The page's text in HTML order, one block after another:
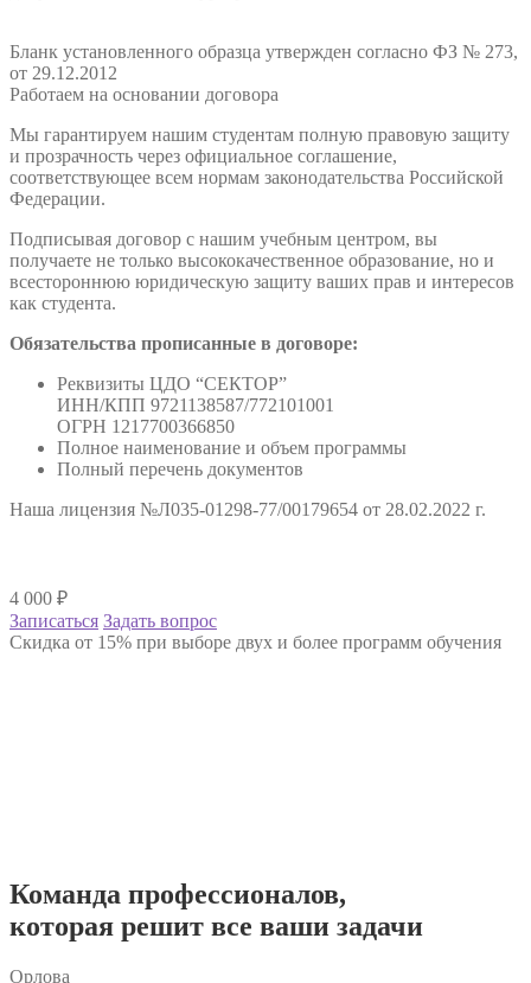
Бланк установленного образца утвержден согласно ФЗ № 273,
от 29.12.2012
Работаем на основании договора
Мы гарантируем нашим студентам полную правовую защиту
и прозрачность через официальное соглашение,
соответствующее всем нормам законодательства Российской
Федерации.
Подписывая договор с нашим учебным центром, вы
получаете не только высококачественное образование, но и
всестороннюю юридическую защиту ваших прав и интересов
как студента.
Обязательства прописанные в договоре:
Реквизиты ЦДО “СЕКТОР”
ИНН/КПП 9721138587/772101001
ОГРН 1217700366850
Полное наименование и объем программы
Полный перечень документов
Наша лицензия №Л035-01298-77/00179654 от 28.02.2022 г.
4 000 ₽
Записаться Задать вопрос
Скидка от 15% при выборе двух и более программ обучения
Команда профессионалов,
которая решит все ваши задачи
Орлова